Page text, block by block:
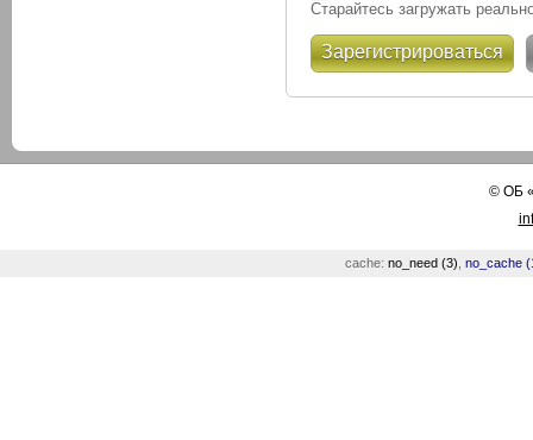
Старайтесь загружать
Зарегистрироваться
©ОБ
cache: no_need (3) no_cache